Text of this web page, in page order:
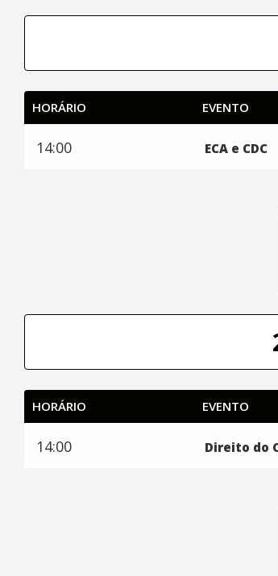
HORÁRIO EVENTO
14:00 ECA e CDC
HORÁRIO EVENTO
14:00 Direito do